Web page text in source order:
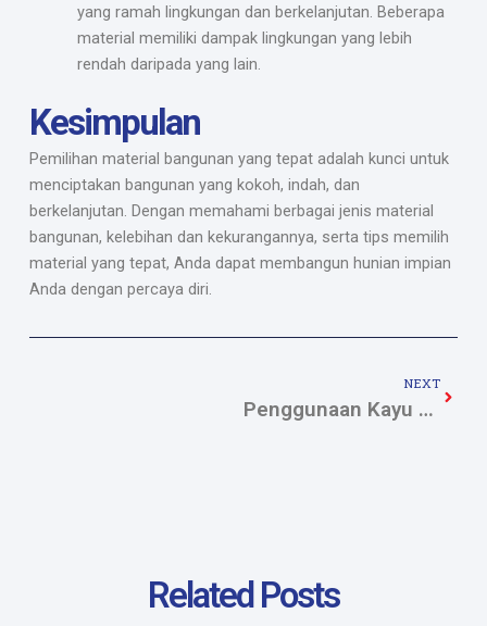
yang ramah lingkungan dan berkelanjutan. Beberapa
material memiliki dampak lingkungan yang lebih
rendah daripada yang lain.
Kesimpulan
Pemilihan material bangunan yang tepat adalah kunci untuk
menciptakan bangunan yang kokoh, indah, dan
berkelanjutan. Dengan memahami berbagai jenis material
bangunan, kelebihan dan kekurangannya, serta tips memilih
material yang tepat, Anda dapat membangun hunian impian
Anda dengan percaya diri.
NEXT
Penggunaan Kayu Serbaguna dalam Konstruksi Bangunan
Related Posts